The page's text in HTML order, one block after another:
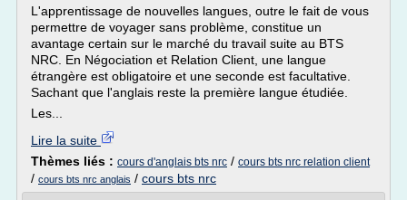
L'apprentissage de nouvelles langues, outre le fait de vous
permettre de voyager sans problème, constitue un
avantage certain sur le marché du travail suite au BTS
NRC. En Négociation et Relation Client, une langue
étrangère est obligatoire et une seconde est facultative.
Sachant que l'anglais reste la première langue étudiée.
Les...
Lire la suite
Thèmes liés : cours d'anglais bts nrc / cours bts nrc relation client
/ cours bts nrc anglais / cours bts nrc